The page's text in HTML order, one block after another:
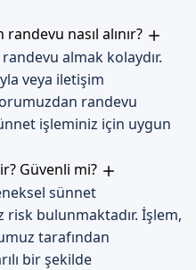
nasıl alınır?
almak kolaydır.
veya iletişim
randevu
işleminiz için uygun
Güvenli mi?
sünnet
risk bulunmaktadır. İşlem,
tarafından
bir şekilde